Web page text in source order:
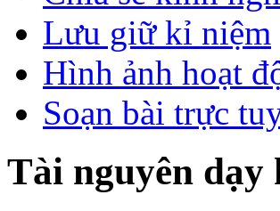
Lưu giữ kỉ niệm
Hình ảnh hoạt
Soạn bài trực
Tài nguyên dạy